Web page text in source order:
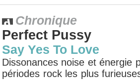
Chronique
Perfect Pussy
Say Yes To Love
Dissonances noise et énergie
périodes rock les plus